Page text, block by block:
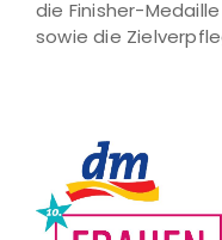
die Finisher-
sowie die